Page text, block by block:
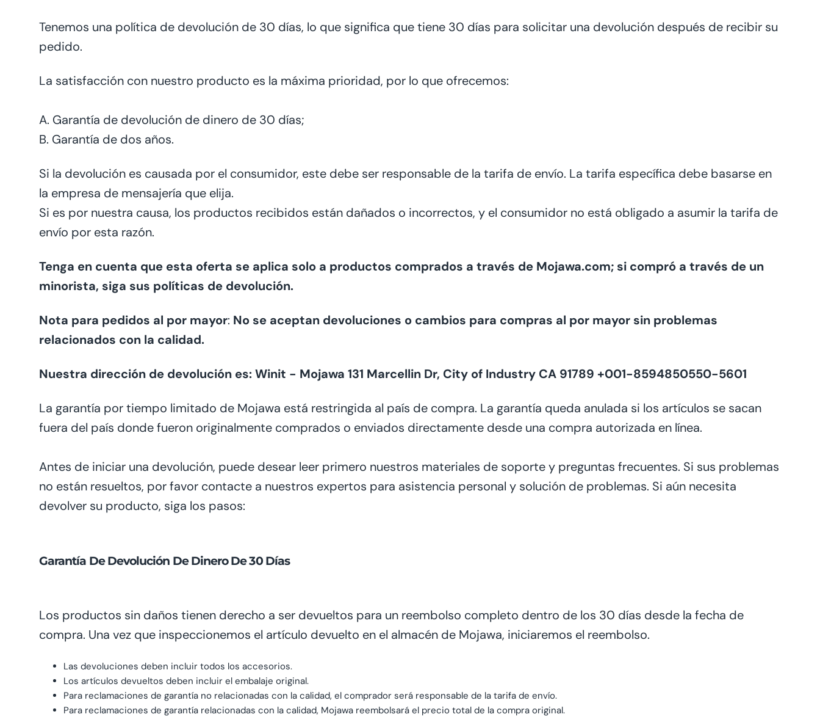
Tenemos una política de devolución de 30 días, lo que significa que tiene 30 días para solicitar una devolución después de recibir su
pedido.
La satisfacción con nuestro producto es la máxima prioridad, por lo que ofrecemos:
A. Garantía de devolución de dinero de 30 días;
B. Garantía de dos años.
Si la devolución es causada por el consumidor, este debe ser responsable de la tarifa de envío. La tarifa específica debe basarse en
la empresa de mensajería que elija.
Si es por nuestra causa, los productos recibidos están dañados o incorrectos, y el consumidor no está obligado a asumir la tarifa de
envío por esta razón.
Tenga en cuenta que esta oferta se aplica solo a productos comprados a través de Mojawa.com; si compró a través de un
minorista, siga sus políticas de devolución.
Nota para pedidos al por mayor: No se aceptan devoluciones o cambios para compras al por mayor sin problemas
relacionados con la calidad.
Nuestra dirección de devolución es: Winit - Mojawa 131 Marcellin Dr, City of Industry CA 91789 +001-8594850550‬-5601
La garantía por tiempo limitado de Mojawa está restringida al país de compra. La garantía queda anulada si los artículos se sacan
fuera del país donde fueron originalmente comprados o enviados directamente desde una compra autorizada en línea.
Antes de iniciar una devolución, puede desear leer primero nuestros materiales de soporte y preguntas frecuentes. Si sus problemas
no están resueltos, por favor contacte a nuestros expertos para asistencia personal y solución de problemas. Si aún necesita
devolver su producto, siga los pasos:
Garantía De Devolución De Dinero De 30 Días
Los productos sin daños tienen derecho a ser devueltos para un reembolso completo dentro de los 30 días desde la fecha de
compra. Una vez que inspeccionemos el artículo devuelto en el almacén de Mojawa, iniciaremos el reembolso.
Las devoluciones deben incluir todos los accesorios.
Los artículos devueltos deben incluir el embalaje original.
Para reclamaciones de garantía no relacionadas con la calidad, el comprador será responsable de la tarifa de envío.
Para reclamaciones de garantía relacionadas con la calidad, Mojawa reembolsará el precio total de la compra original.